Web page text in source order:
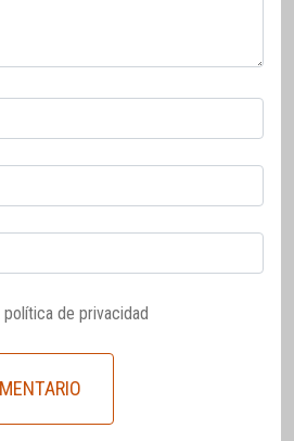
política de privacidad